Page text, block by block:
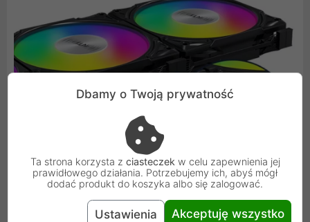
Dbamy o Twoją prywatność
Ta strona korzysta z ciasteczek w celu zapewnienia jej
prawidłowego działania. Potrzebujemy ich, abyś mógł
dodać produkt do koszyka albo się zalogować.
Ustawienia Akceptuję wszystko